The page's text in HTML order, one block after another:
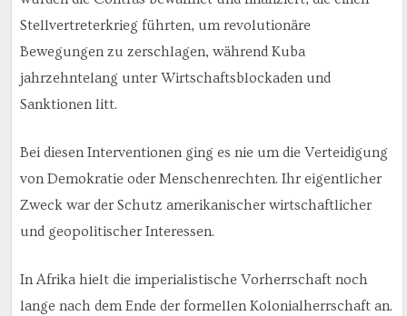
Stellvertreterkrieg führten, um revolutionäre
Bewegungen zu zerschlagen, während Kuba
jahrzehntelang unter Wirtschaftsblockaden und
Sanktionen litt.
Bei diesen Interventionen ging es nie um die Verteidigung
von Demokratie oder Menschenrechten. Ihr eigentlicher
Zweck war der Schutz amerikanischer wirtschaftlicher
und geopolitischer Interessen.
In Afrika hielt die imperialistische Vorherrschaft noch
lange nach dem Ende der formellen Kolonialherrschaft an.